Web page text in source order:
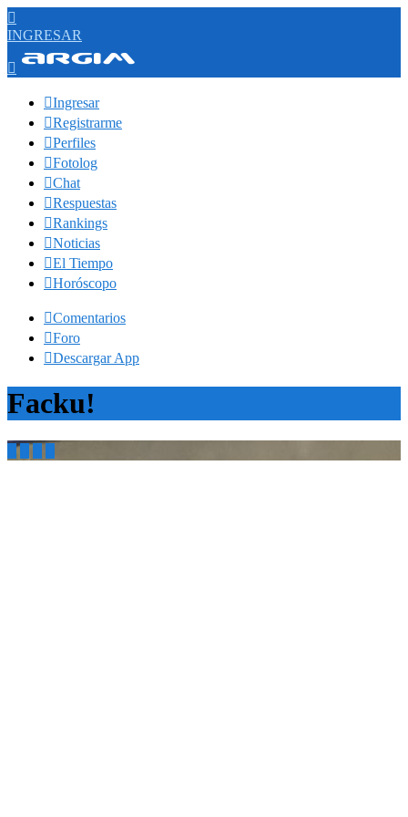

INGRESAR

Ingresar
Registrarme
Perfiles
Fotolog
Chat
Respuestas
Rankings
Noticias
El Tiempo
Horóscopo
Comentarios
Foro
Descargar App
Facku!